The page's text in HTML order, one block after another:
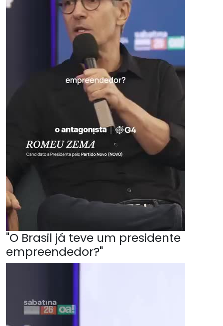
"O Brasil já teve um presidente
empreendedor?"